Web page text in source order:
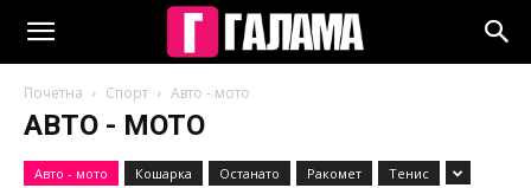
Почетна Спорт Авто - мото
АВТО - МОТО
Авто - мото Кошарка Останато Ракомет Тенис